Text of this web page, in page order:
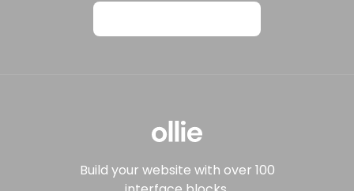
Build your website with over 100